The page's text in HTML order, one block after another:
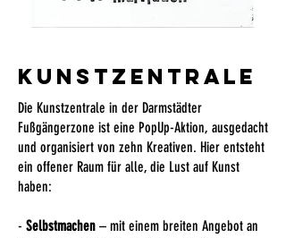
Kunstzentrale
Die Kunstzentrale in der Darmstädter
Fußgängerzone ist eine PopUp-Aktion, ausgedacht
und organisiert von zehn Kreativen. Hier entsteht
ein offener Raum für alle, die Lust auf Kunst
haben:
- Selbstmachen – mit einem breiten Angebot an